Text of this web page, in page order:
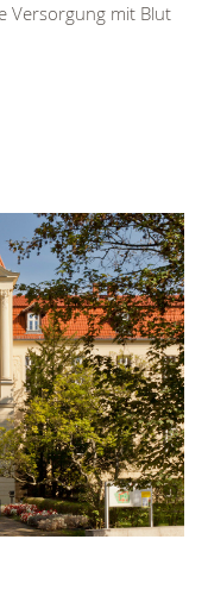
Versorgung mit Blut